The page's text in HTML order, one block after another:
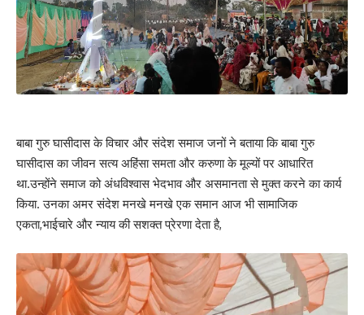
बाबा गुरु घासीदास के विचार और संदेश समाज जनों ने बताया कि बाबा गुरु
घासीदास का जीवन सत्य अहिंसा समता और करुणा के मूल्यों पर आधारित
था.उन्होंने समाज को अंधविश्वास भेदभाव और असमानता से मुक्त करने का कार्य
किया. उनका अमर संदेश मनखे मनखे एक समान आज भी सामाजिक
एकता,भाईचारे और न्याय की सशक्त प्रेरणा देता है,